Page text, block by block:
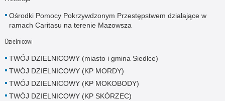
Ośrodki Pomocy Pokrzywdzonym Przestępstwem działające w
ramach Caritasu na terenie Mazowsza
Dzielnicowi
TWÓJ DZIELNICOWY (miasto i gmina Siedlce)
TWÓJ DZIELNICOWY (KP MORDY)
TWÓJ DZIELNICOWY (KP MOKOBODY)
TWÓJ DZIELNICOWY (KP SKÓRZEC)